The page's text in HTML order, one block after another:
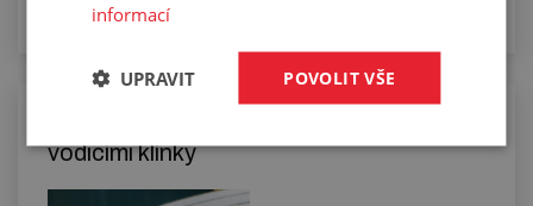
vodicími klínky
informací
POVOLIT VŠE
UPRAVIT